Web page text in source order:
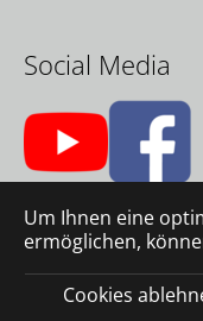
Um Ihnen eine
ermöglichen,
Cookies
Social Media
GmbH